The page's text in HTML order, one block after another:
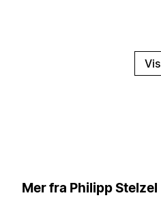
Vis
Mer fra Philipp Stelzel